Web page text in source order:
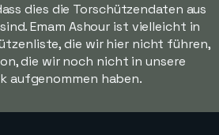
dies die Torschützendaten aus
Emam Ashour ist vielleicht in
die wir hier nicht führen,
die wir noch nicht in unsere
aufgenommen haben.